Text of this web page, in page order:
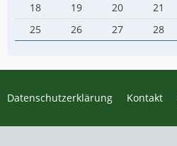
18
19 20 21
25
26 27 28
Datenschutzerklärung Kontakt